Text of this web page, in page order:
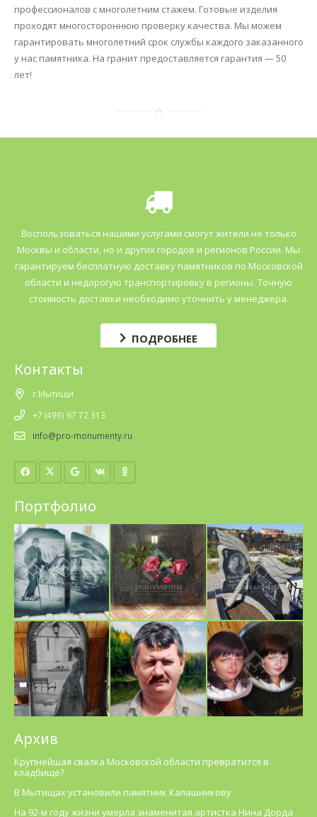
профессионалов с многолетним стажем. Готовые изделия
проходят многостороннюю проверку качества. Мы можем
гарантировать многолетний срок службы каждого заказанного
у нас памятника. На гранит предоставляется гарантия — 50
лет!
Воспользоваться нашими услугами смогут жители не только
Москвы и области, но и других городов и регионов России. Мы
гарантируем бесплатную доставку памятников по Московской
области и недорогую транспортировку в регионы. Точную
стоимость доставки необходимо уточнить у менеджера.
ПОДРОБНЕЕ
Контакты
г.Мытищи
+7 (499) 67 72 313
info@pro-monumenty.ru
Портфолио
Архив
Крупнейшая свалка Московской области превратится в
кладбище?
В Мытищах установили памятник Калашникову
На 92-м году жизни умерла знаменитая артистка Нина Дорда